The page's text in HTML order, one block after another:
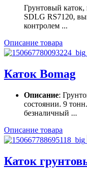
Грунтовый
SDLG RS7120,
контролем ...
Описание товара
Каток Bomag
Описание:
состоянии. 9
безналичный ...
Описание товара
Каток